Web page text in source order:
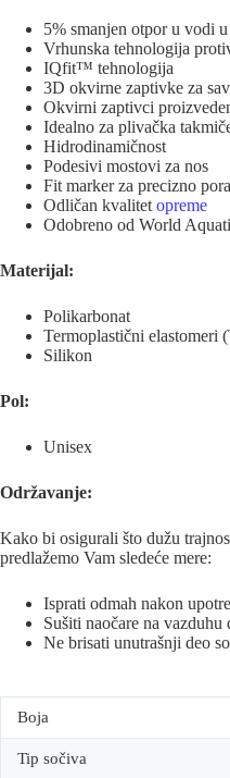
5% smanjen otpor u vodi
Vrhunska tehnologija
IQfit™ tehnologija
3D okvirne zaptivke za
Okvirni zaptivci
Idealno za plivačka
Hidrodinamičnost
Podesivi mostovi za nos
Fit marker za precizno
Odličan kvalitet opreme
Odobreno od World
Materijal:
Polikarbonat
Termoplastični elastomeri
Silikon
Pol:
Unisex
Održavanje:
Kako bi osigurali što dužu
predlažemo Vam sledeće mere:
Isprati odmah nakon
Sušiti naočare na
Ne brisati unutrašnji deo
Boja
Tip sočiva